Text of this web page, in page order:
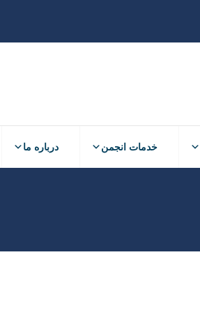
خدمات انجمن درباره ما